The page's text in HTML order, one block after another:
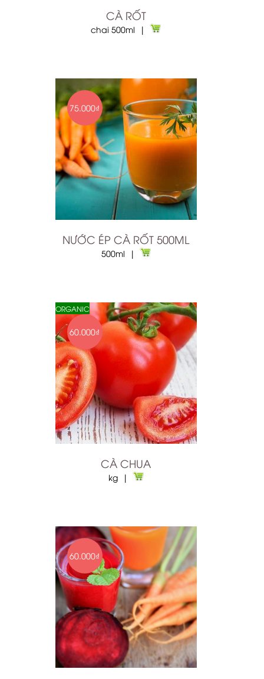
CÀ RỐT
chai 500ml |
75.000₫
NƯỚC ÉP CÀ RỐT 500ML
500ml |
ORGANIC
60.000₫
CÀ CHUA
kg |
60.000₫